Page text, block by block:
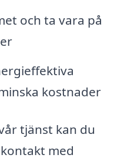
och ta vara på
kostnader
tjänst kan du
med